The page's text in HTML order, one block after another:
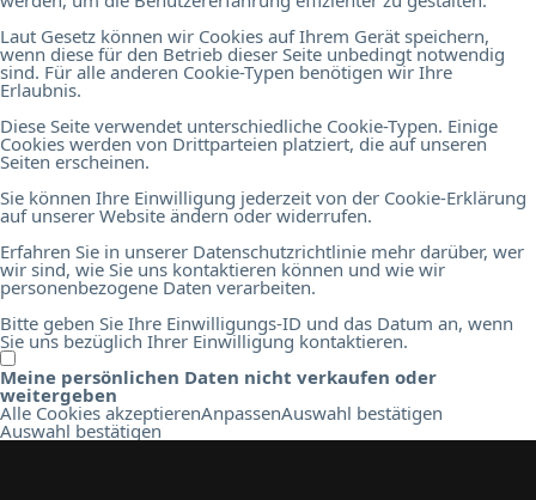
Laut Gesetz können wir Cookies auf Ihrem Gerät speichern,
wenn diese für den Betrieb dieser Seite unbedingt notwendig
sind. Für alle anderen Cookie-Typen benötigen wir Ihre
Erlaubnis.
Diese Seite verwendet unterschiedliche Cookie-Typen. Einige
Cookies werden von Drittparteien platziert, die auf unseren
Seiten erscheinen.
Sie können Ihre Einwilligung jederzeit von der Cookie-Erklärung
auf unserer Website ändern oder widerrufen.
Erfahren Sie in unserer Datenschutzrichtlinie mehr darüber, wer
wir sind, wie Sie uns kontaktieren können und wie wir
personenbezogene Daten verarbeiten.
Bitte geben Sie Ihre Einwilligungs-ID und das Datum an, wenn
Sie uns bezüglich Ihrer Einwilligung kontaktieren.
Meine persönlichen Daten nicht verkaufen oder
weitergeben
Alle Cookies akzeptierenAnpassenAuswahl bestätigen
Auswahl bestätigen